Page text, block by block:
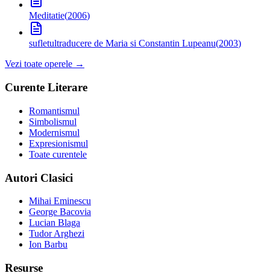
Meditatie(2006)
sufletultraducere de Maria si Constantin Lupeanu(2003)
Vezi toate operele →
Curente Literare
Romantismul
Simbolismul
Modernismul
Expresionismul
Toate curentele
Autori Clasici
Mihai Eminescu
George Bacovia
Lucian Blaga
Tudor Arghezi
Ion Barbu
Resurse